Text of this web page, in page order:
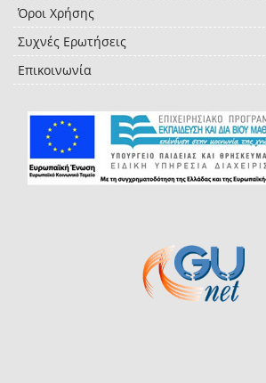
Όροι Χρήσης
Συχνές Ερωτήσεις
Επικοινωνία